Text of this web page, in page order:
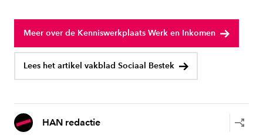
Meer over de Kenniswerkplaats Werk en Inkomen
Lees het artikel vakblad Sociaal Bestek
HAN redactie